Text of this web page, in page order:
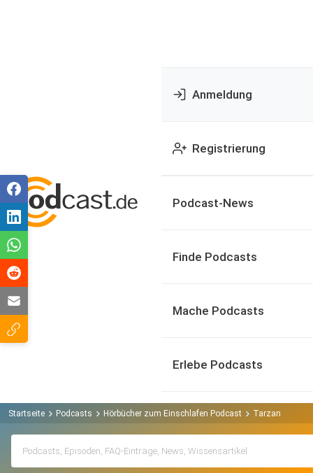
Anmeldung
Registrierung
Podcast-News
Finde Podcasts
Mache Podcasts
Erlebe Podcasts
Startseite Podcasts Hörbücher zum Einschlafen Podcast Tarzan - Bei